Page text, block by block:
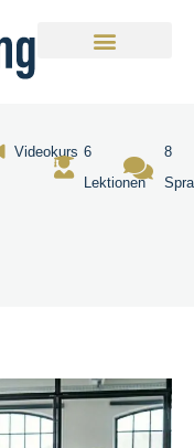
Videokurs 6
Lektionen
8